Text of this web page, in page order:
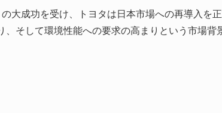
大成功を受け、トヨタは日本市場への再導入を
そして環境性能への要求の高まりという市場背